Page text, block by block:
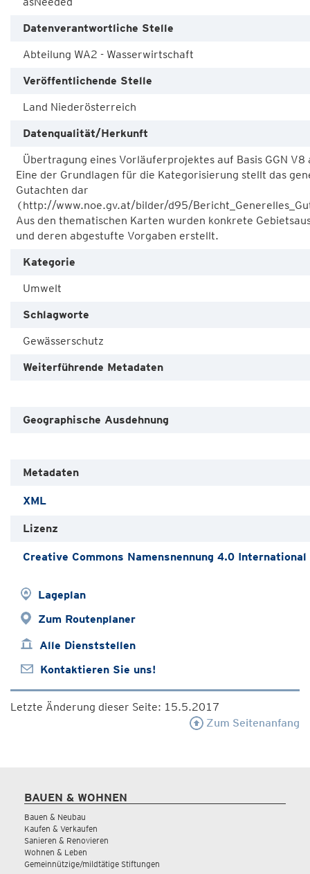
Datenverantwortliche Stelle
Abteilung WA2 - Wasserwirtschaft
Veröffentlichende Stelle
Land Niederösterreich
Datenqualität/Herkunft
Übertragung eines Vorläuferprojektes auf Basis GGN V8
Eine der Grundlagen für die Kategorisierung stellt das
Gutachten dar
(http://www.noe.gv.at/bilder/d95/
Aus den thematischen Karten wurden konkrete
und deren abgestufte Vorgaben erstellt.
Kategorie
Umwelt
Schlagworte
Gewässerschutz
Weiterführende Metadaten
Geographische Ausdehnung
Metadaten
XML
Lizenz
Creative Commons Namensnennung 4.0 International
Lageplan
Zum Routenplaner
Alle Dienststellen
Kontaktieren Sie uns!
Letzte Änderung dieser Seite: 15.5.2017
Zum Seitenanfang
BAUEN & WOHNEN
Bauen & Neubau
Kaufen & Verkaufen
Sanieren & Renovieren
Wohnen & Leben
Gemeinnützige/mildtätige Stiftungen